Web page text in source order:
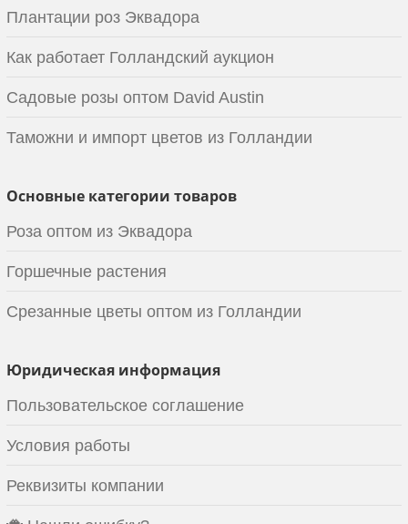
Плантации роз Эквадора
Как работает Голландский аукцион
Садовые розы оптом David Austin
Таможни и импорт цветов из Голландии
Основные категории товаров
Роза оптом из Эквадора
Горшечные растения
Срезанные цветы оптом из Голландии
Юридическая информация
Пользовательское соглашение
Условия работы
Реквизиты компании